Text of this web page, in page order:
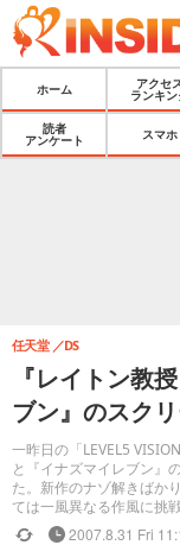
ホーム
アクセ
ランキン
読者
アンケート
スマホ
『レイトン教
ブン』のスク
一昨日の「LEVEL5
と『イナズマイレブン』
た。新作のナゾ解きばか
ては一風異なる作風に挑
任天堂 DS
2007.8.31 Fri